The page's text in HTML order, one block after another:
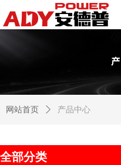
网站首页 ꄲ 产品中心
全部分类